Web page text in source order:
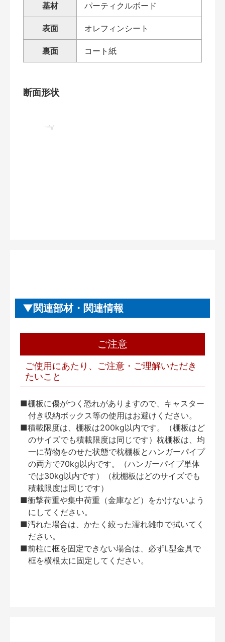
基材 パーティクルボード
表面 オレフィンシート
裏面 コート紙
断面形状
関連部材・関連情報
ご注意
ご使用にあたり、ご注意・ご理解いただき
たいこと
■棚板に傷がつく恐れがありますので、キャスター
付き収納ボックス等の使用はお避けください。
■積載限度は、棚板は200kg以内です。（棚板はど
のサイズでも積載限度は同じです）枕棚板は、均
一に荷物をのせた状態で枕棚板とハンガーパイプ
の両方で70kg以内です。（ハンガーパイプ単体
では30kg以内です）（枕棚板はどのサイズでも
積載限度は同じです）
■衝撃荷重や集中荷重（金庫など）をかけないよう
にしてください。
■汚れた場合は、かたく絞った濡れ雑巾で拭いてく
ださい。
■前柱に框を固定できない場合は、必ずL型金具で
框を横根太に固定してください。